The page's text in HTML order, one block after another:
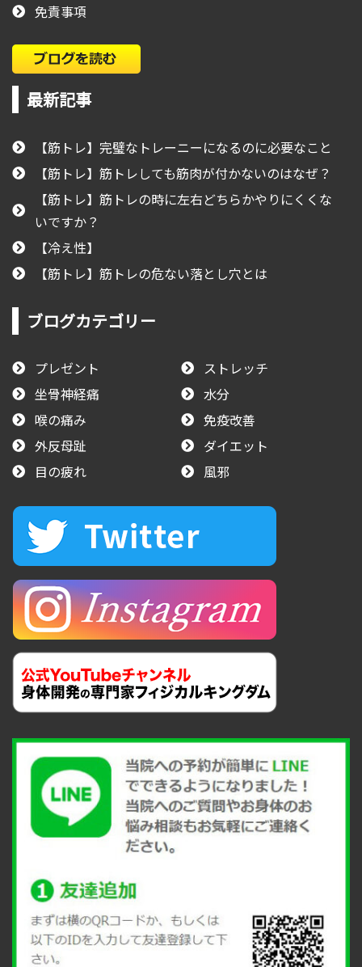
免責事項
最新記事
【筋トレ】完璧なトレーニーになるのに必要なこと
【筋トレ】筋トレしても筋肉が付かないのはなぜ？
【筋トレ】筋トレの時に左右どちらかやりにくくな
いですか？
【冷え性】
【筋トレ】筋トレの危ない落とし穴とは
ブログカテゴリー
プレゼント
ストレッチ
坐骨神経痛
水分
喉の痛み
免疫改善
外反母趾
ダイエット
目の疲れ
風邪